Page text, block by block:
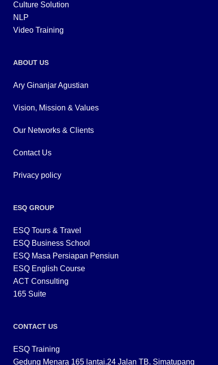
Culture Solution
NLP
Video Training
ABOUT US
Ary Ginanjar Agustian
Vision, Mission & Values
Our Networks & Clients
Contact Us
Privacy policy
ESQ GROUP
ESQ Tours & Travel
ESQ Business School
ESQ Masa Persiapan Pensiun
ESQ English Course
ACT Consulting
165 Suite
CONTACT US
ESQ Training
Gedung Menara 165 lantai.24 Jalan TB. Simatupang